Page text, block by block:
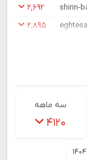
shirin-
۲,۶۹۲
۲,۸۹۵
سه ماهه
۴۱۲۰